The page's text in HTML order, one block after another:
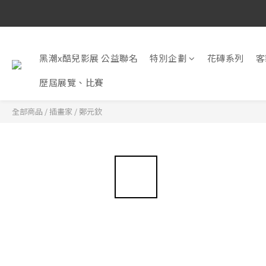
黑潮x酷兒影展 公益聯名 特別企劃 花磚系列
歷屆展覽、比賽
全部商品 /插畫家 /鄭元欽